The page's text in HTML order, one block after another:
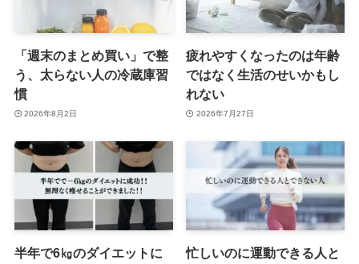
「週末のまとめ買い」で整
う、太らない人の冷蔵庫習
慣
2026年8月2日
疲れやすくなったのは年齢
ではなく生活のせいかもし
れない
2026年7月27日
半年で6㎏のダイエットに
忙しいのに運動できる人と